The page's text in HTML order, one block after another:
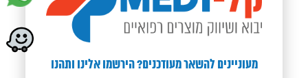
מעוניינים להשאר מעודכנים? הירשמו אלינו ותהנו